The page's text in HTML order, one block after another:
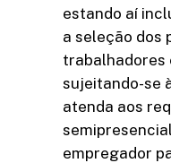
estando aí
a seleção dos
trabalhadores
sujeitando-se
atenda aos
empregador